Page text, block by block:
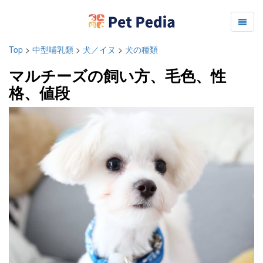
Top > 中型哺乳類 > 犬／イヌ > 犬の種類
マルチーズの飼い方、毛色、性
格、値段